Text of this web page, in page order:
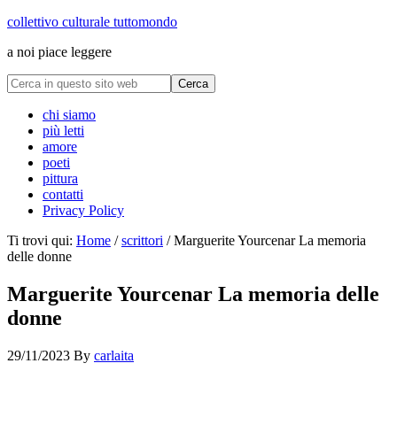
collettivo culturale tuttomondo
a noi piace leggere
chi siamo
più letti
amore
poeti
pittura
contatti
Privacy Policy
Ti trovi qui: Home / scrittori /Marguerite Yourcenar La memoria
delle donne
Marguerite Yourcenar La memoria delle
donne
29/11/2023 By carlaita